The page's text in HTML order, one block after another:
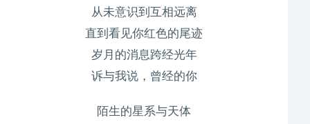
从未意识到互相远离
直到看见你红色的尾迹
岁月的消息跨经光年
诉与我说，曾经的你
陌生的星系与天体